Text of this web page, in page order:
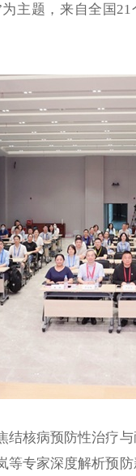
主题，来自全国
核病预防性治疗
专家深度解析预